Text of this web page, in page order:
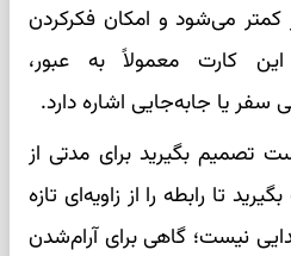
کمتر می‌شود و امکان فکرکردن
کارت معمولاً به عبور،
یا جابه‌جایی اشاره دارد.
تصمیم بگیرید برای مدتی از
تا رابطه را از زاویه‌ای تازه
نیست؛ گاهی برای آرام‌شدن